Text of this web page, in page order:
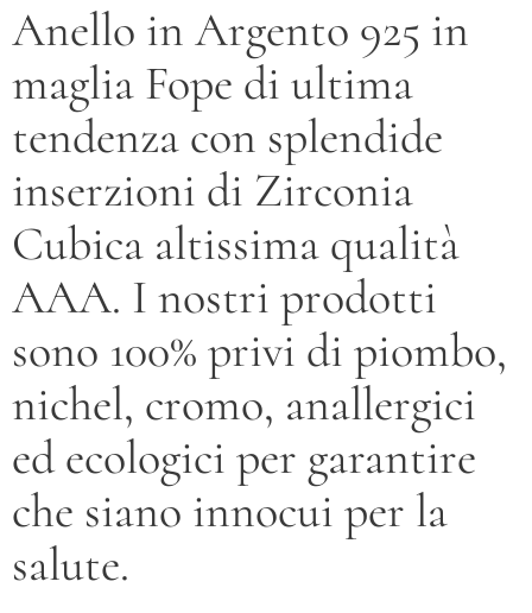
Anello in Argento 925 in
maglia Fope di ultima
tendenza con splendide
inserzioni di Zirconia
Cubica altissima qualità
AAA. I nostri prodotti
sono 100% privi di piombo,
nichel, cromo, anallergici
ed ecologici per garantire
che siano innocui per la
salute.